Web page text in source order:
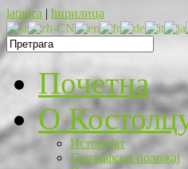
latinica | ћирилица
Почетна
O
Историјат
Географски положај